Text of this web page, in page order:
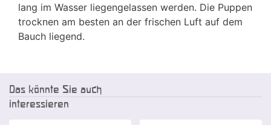
lang im Wasser liegengelassen werden. Die Puppen
trocknen am besten an der frischen Luft auf dem
Bauch liegend.
Das könnte Sie auch
interessieren